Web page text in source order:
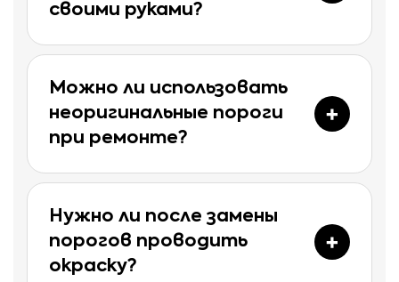
своими руками?
Можно ли использовать
неоригинальные пороги
при ремонте?
Нужно ли после замены
порогов проводить
окраску?